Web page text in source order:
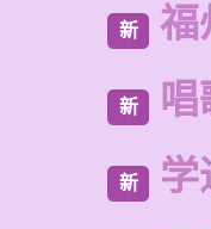
新 福
新 唱
新 学